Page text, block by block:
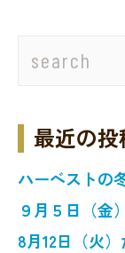
最近の投
ハーベストの
９月５日（金
8月12日（火